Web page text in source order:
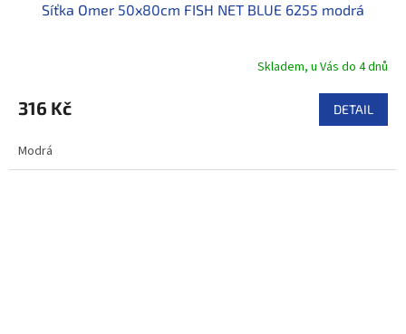
Síťka Omer 50x80cm FISH NET BLUE 6255 modrá
Skladem, u Vás do 4 dnů
316 Kč DETAIL
Modrá